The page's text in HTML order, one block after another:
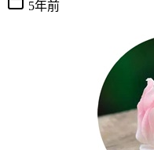
5年前